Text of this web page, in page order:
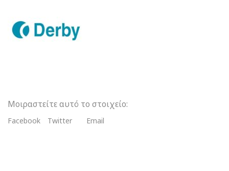
Μοιραστείτε αυτό το στοιχείο:
Facebook Twitter Email